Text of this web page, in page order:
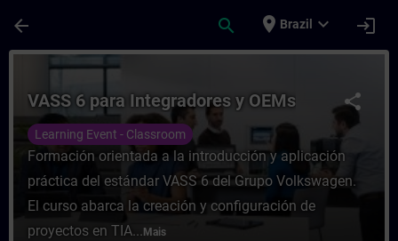
arrow_back search place Brazil expand_more login
Curso - VASS 6 para Integradores y
share
VASS 6 para Integradores y OEMs
Learning Event - Classroom
Formación orientada a la introducción y aplicación
práctica del estándar VASS 6 del Grupo Volkswagen.
El curso abarca la creación y configuración de
proyectos en TIA... Mais